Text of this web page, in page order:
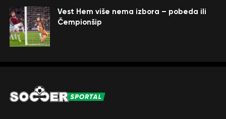
Vest Hem više nema izbora – pobeda ili
Čempionšip